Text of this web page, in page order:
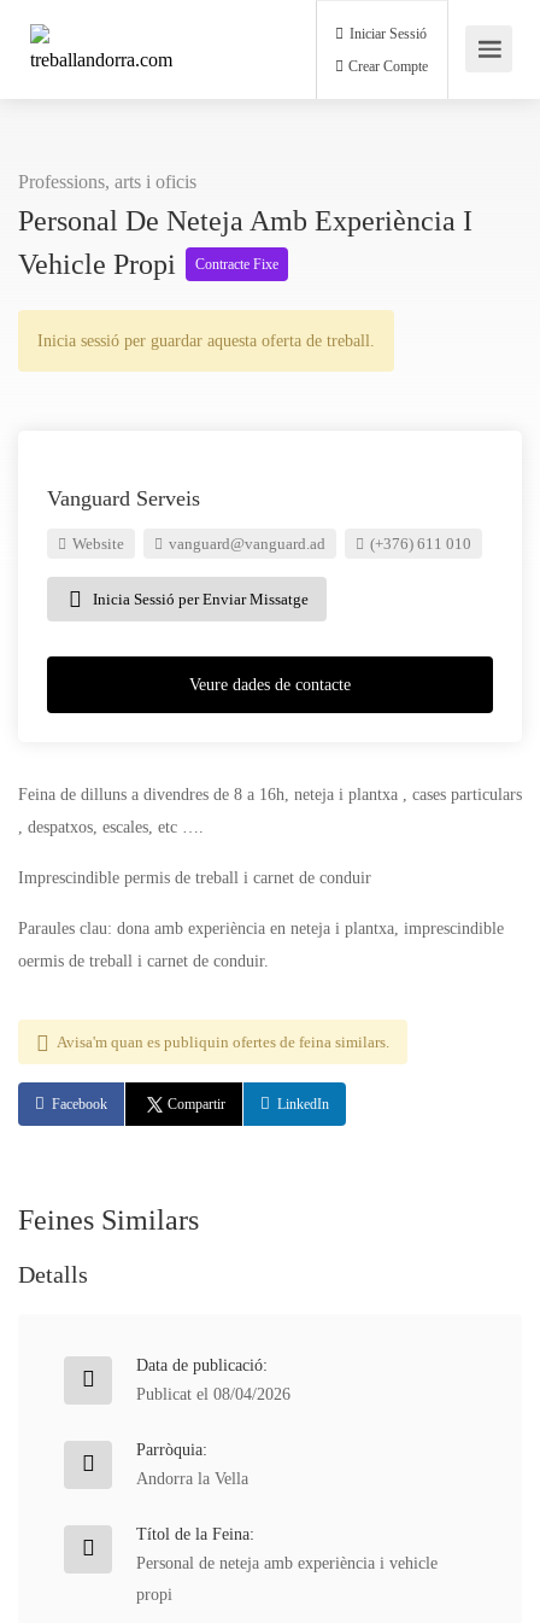
Iniciar Sessió
Crear Compte
Professions, arts i oficis
Personal De Neteja Amb Experiència I
Vehicle Propi
Contracte Fixe
Inicia sessió per guardar aquesta oferta de treball.
Vanguard Serveis
Website vanguard@vanguard.ad (+376) 611 010
Inicia Sessió per Enviar Missatge
Veure dades de contacte
Feina de dilluns a divendres de 8 a 16h, neteja i plantxa , cases particulars
, despatxos, escales, etc ….
Imprescindible permis de treball i carnet de conduir
Paraules clau: dona amb experiència en neteja i plantxa, imprescindible
oermis de treball i carnet de conduir.
Avisa'm quan es publiquin ofertes de feina similars.
Facebook Compartir LinkedIn
Feines Similars
Detalls
Data de publicació:
Publicat el 08/04/2026
Parròquia:
Andorra la Vella
Títol de la Feina:
Personal de neteja amb experiència i vehicle
propi